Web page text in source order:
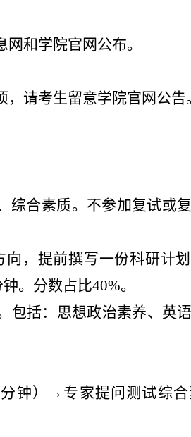
和学院官网公布。
，请考生留意学院官网公告
综合素质。不参加复试或
，提前撰写一份科研计
钟。分数占比40%。
包括：思想政治素养、英
分钟）→专家提问测试综